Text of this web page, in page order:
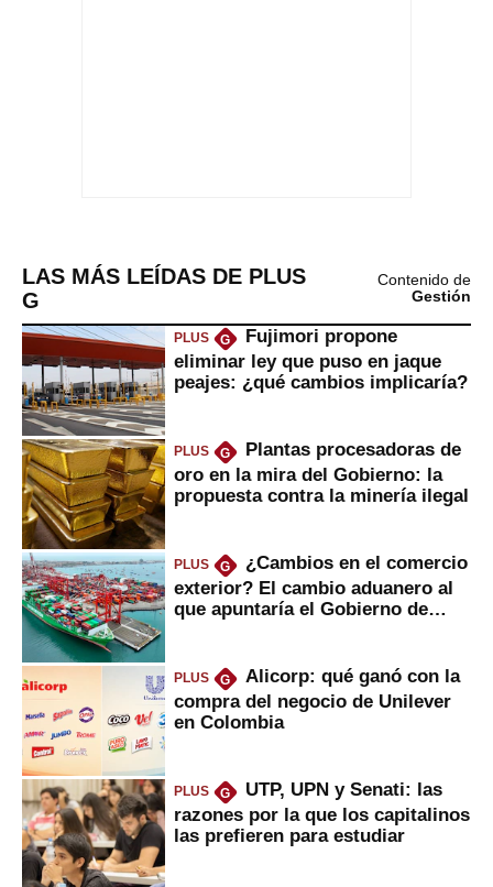
LAS MÁS LEÍDAS DE PLUS
G
Contenido de
Gestión
PLUS G
Fujimori propone
eliminar ley que puso en jaque
peajes: ¿qué cambios implicaría?
PLUS G
Plantas procesadoras de
oro en la mira del Gobierno: la
propuesta contra la minería ilegal
PLUS G
¿Cambios en el comercio
exterior? El cambio aduanero al
que apuntaría el Gobierno de
PLUS G
Alicorp: qué ganó con la
compra del negocio de Unilever
en Colombia
PLUS G
UTP, UPN y Senati: las
razones por la que los capitalinos
las prefieren para estudiar